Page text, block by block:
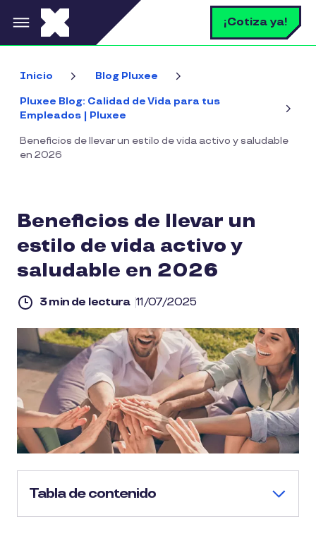
Pasar al contenido principal ¡Cotiza ya!
Inicio Blog Pluxee
Pluxee Blog: Calidad de Vida para tus
Empleados | Pluxee
Beneficios de llevar un estilo de vida activo y saludable
en 2026
Beneficios de llevar un
estilo de vida activo y
saludable en 2026
3 min de lectura 11/07/2025
Tabla de contenido